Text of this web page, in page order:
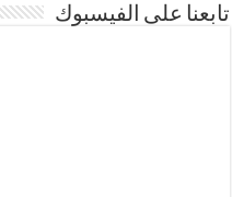
تابعنا على الفيسبوك